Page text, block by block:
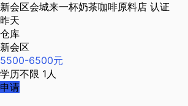
新会区会城来一杯奶茶咖啡原料店 认证
昨天
仓库
新会区
5500-6500元
学历不限 1人
申请